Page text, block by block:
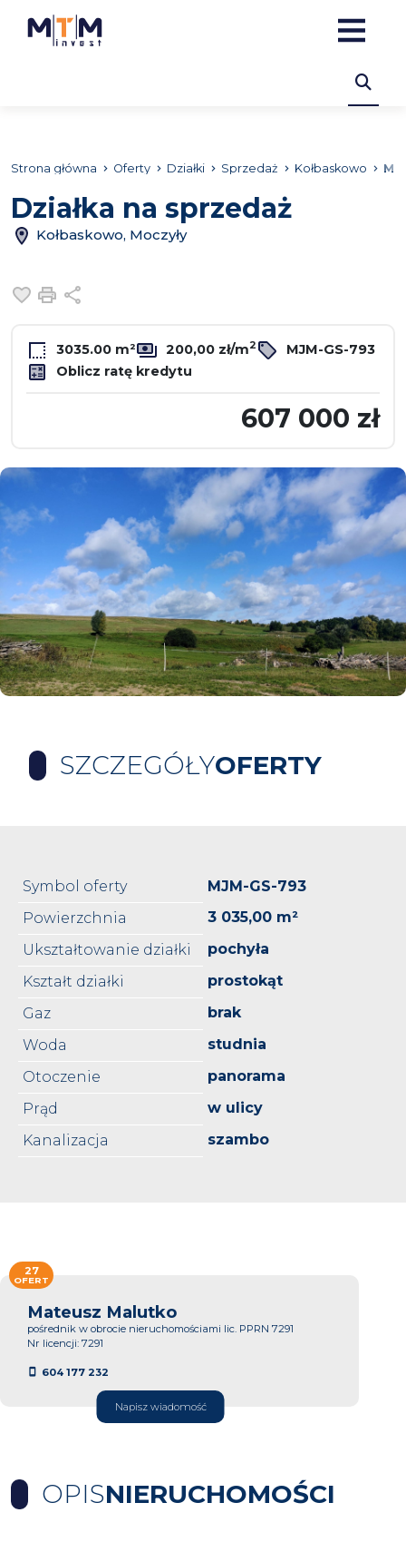
Strona główna Oferty Działki Sprzedaż Kołbaskowo
Działka na sprzedaż
Kołbaskowo, Moczyły
Dodaj do ulubionych
Drukuj
3035.00 m² 200,00 zł/m2
MJM-GS-793
Oblicz ratę kredytu
607 000 zł
SZCZEGÓŁYOFERTY
Symbol oferty
MJM-GS-793
Powierzchnia
3 035,00 m²
Ukształtowanie działki
pochyła
Kształt działki
prostokąt
Gaz
brak
Woda
studnia
Otoczenie
panorama
Prąd
w ulicy
Kanalizacja
szambo
Mateusz Malutko
pośrednik w obrocie nieruchomościami lic. PPRN 7291
Nr licencji: 7291
604 177 232
Napisz wiadomość
27
OFERT
OPISNIERUCHOMOŚCI